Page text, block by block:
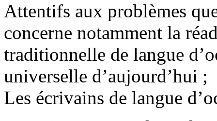
Attentifs aux problèmes
concerne notamment la
traditionnelle de langue
universelle d’aujourd’hui ;
Les écrivains de langue